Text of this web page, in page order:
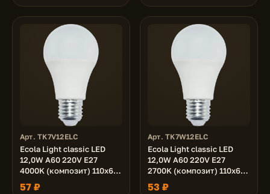
Арт. TK7V12ELC
Ecola Light classic LED
12,0W A60 220V E27
4000K (композит) 110x60
(1 из ч/б уп. по 4)
57 ₽
Арт. TK7W12ELC
Ecola Light classic LED
12,0W A60 220V E27
2700K (композит) 110x60
(1 из ч/б уп. по 4)
53 ₽